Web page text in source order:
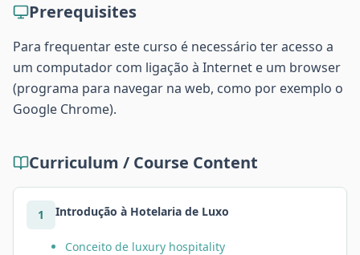
Prerequisites
Para frequentar este curso é necessário ter acesso a
um computador com ligação à Internet e um browser
(programa para navegar na web, como por exemplo o
Google Chrome).
Curriculum / Course Content
1 Introdução à Hotelaria de Luxo
Conceito de luxury hospitality